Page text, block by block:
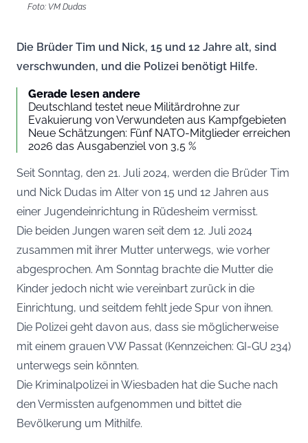
Foto: VM Dudas
Die Brüder Tim und Nick, 15 und 12 Jahre alt, sind
verschwunden, und die Polizei benötigt Hilfe.
Gerade lesen andere
Deutschland testet neue Militärdrohne zur
Evakuierung von Verwundeten aus Kampfgebieten
Neue Schätzungen: Fünf NATO-Mitglieder erreichen
2026 das Ausgabenziel von 3,5 %
Seit Sonntag, den 21. Juli 2024, werden die Brüder Tim
und Nick Dudas im Alter von 15 und 12 Jahren aus
einer Jugendeinrichtung in Rüdesheim vermisst.
Die beiden Jungen waren seit dem 12. Juli 2024
zusammen mit ihrer Mutter unterwegs, wie vorher
abgesprochen. Am Sonntag brachte die Mutter die
Kinder jedoch nicht wie vereinbart zurück in die
Einrichtung, und seitdem fehlt jede Spur von ihnen.
Die Polizei geht davon aus, dass sie möglicherweise
mit einem grauen VW Passat (Kennzeichen: GI-GU 234)
unterwegs sein könnten.
Die Kriminalpolizei in Wiesbaden hat die Suche nach
den Vermissten aufgenommen und bittet die
Bevölkerung um Mithilfe.